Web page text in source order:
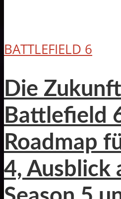
BATTLEFIELD 6
Die
Battlefield
Roadmap
4, Ausblick